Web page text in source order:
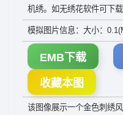
机绣。如无绣花软件可下载
模拟图片信息：大小：
EMB下载
收藏本图
该图像展示一个金色刺绣